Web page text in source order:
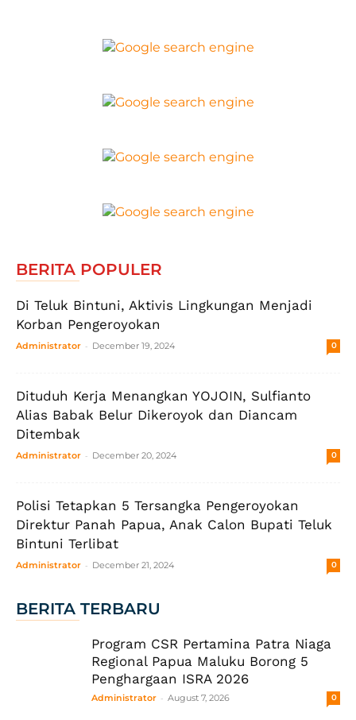
BERITA POPULER
Di Teluk Bintuni, Aktivis Lingkungan Menjadi
Korban Pengeroyokan
Administrator - December 19, 2024 0
Dituduh Kerja Menangkan YOJOIN, Sulfianto
Alias Babak Belur Dikeroyok dan Diancam
Ditembak
Administrator - December 20, 2024 0
Polisi Tetapkan 5 Tersangka Pengeroyokan
Direktur Panah Papua, Anak Calon Bupati Teluk
Bintuni Terlibat
Administrator - December 21, 2024 0
BERITA TERBARU
Program CSR Pertamina Patra Niaga
Regional Papua Maluku Borong 5
Penghargaan ISRA 2026
Administrator - August 7, 2026 0